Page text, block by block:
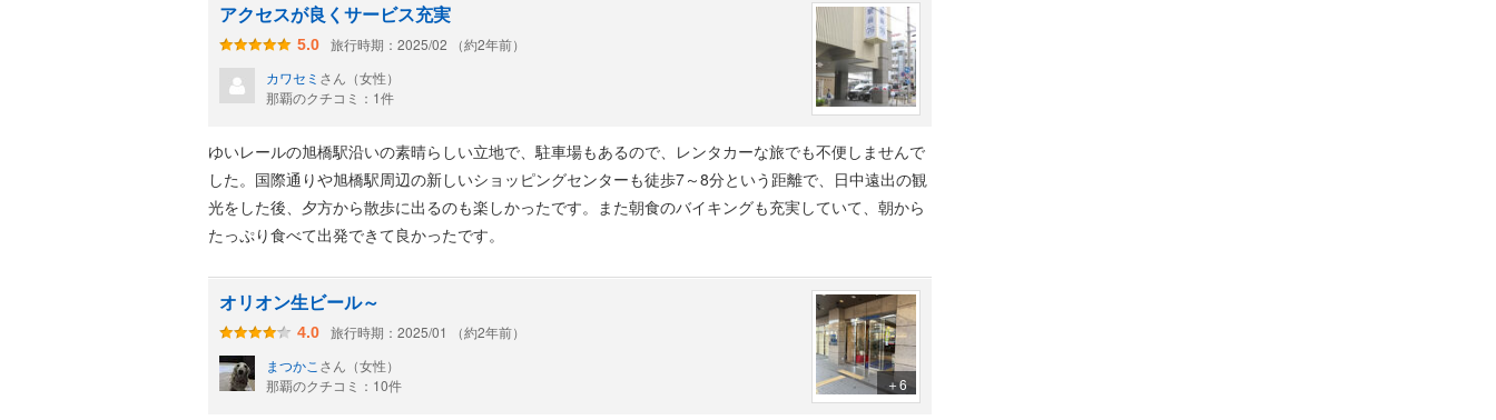
アクセスが良くサービス充実
5.0
旅行時期：2025/02 （約2年前）
カワセミ さん（女性）
那覇のクチコミ：1件
ゆいレールの旭橋駅沿いの素晴らしい立地で、駐車場もあるので、レンタカーな旅でも不便しませんで
した。国際通りや旭橋駅周辺の新しいショッピングセンターも徒歩7～8分という距離で、日中遠出の観
光をした後、夕方から散歩に出るのも楽しかったです。また朝食のバイキングも充実していて、朝から
たっぷり食べて出発できて良かったです。
オリオン生ビール～
4.0
旅行時期：2025/01 （約2年前）
まつかこ さん（女性）
那覇のクチコミ：10件
＋6